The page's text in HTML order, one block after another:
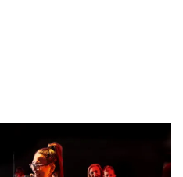
sæti og eru grillveislurnar
, með því að senda póst á
eða bara með því að slá á